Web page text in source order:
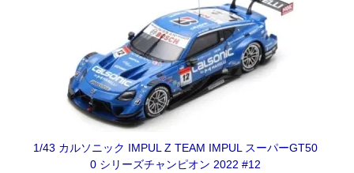
1/43 カルソニック IMPUL Z TEAM IMPUL スーパーGT50
0 シリーズチャンピオン 2022 #12